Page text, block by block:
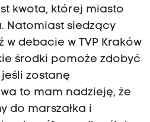
kwota, której miasto
Natomiast siedzący
w debacie w TVP Kraków
środki pomoże zdobyć
jeśli zostanę
to mam nadzieję, że
do marszałka i